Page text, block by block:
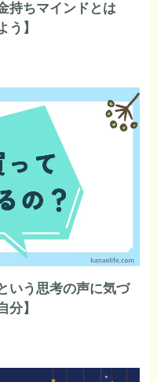
持ちマインドとは
う】
いう思考の声に気づ
分】